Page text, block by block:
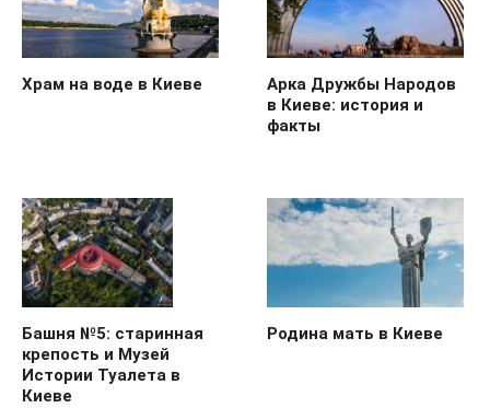
Храм на воде в Киеве
Арка Дружбы Народов
в Киеве: история и
факты
Башня №5: старинная
крепость и Музей
Истории Туалета в
Киеве
Родина мать в Киеве